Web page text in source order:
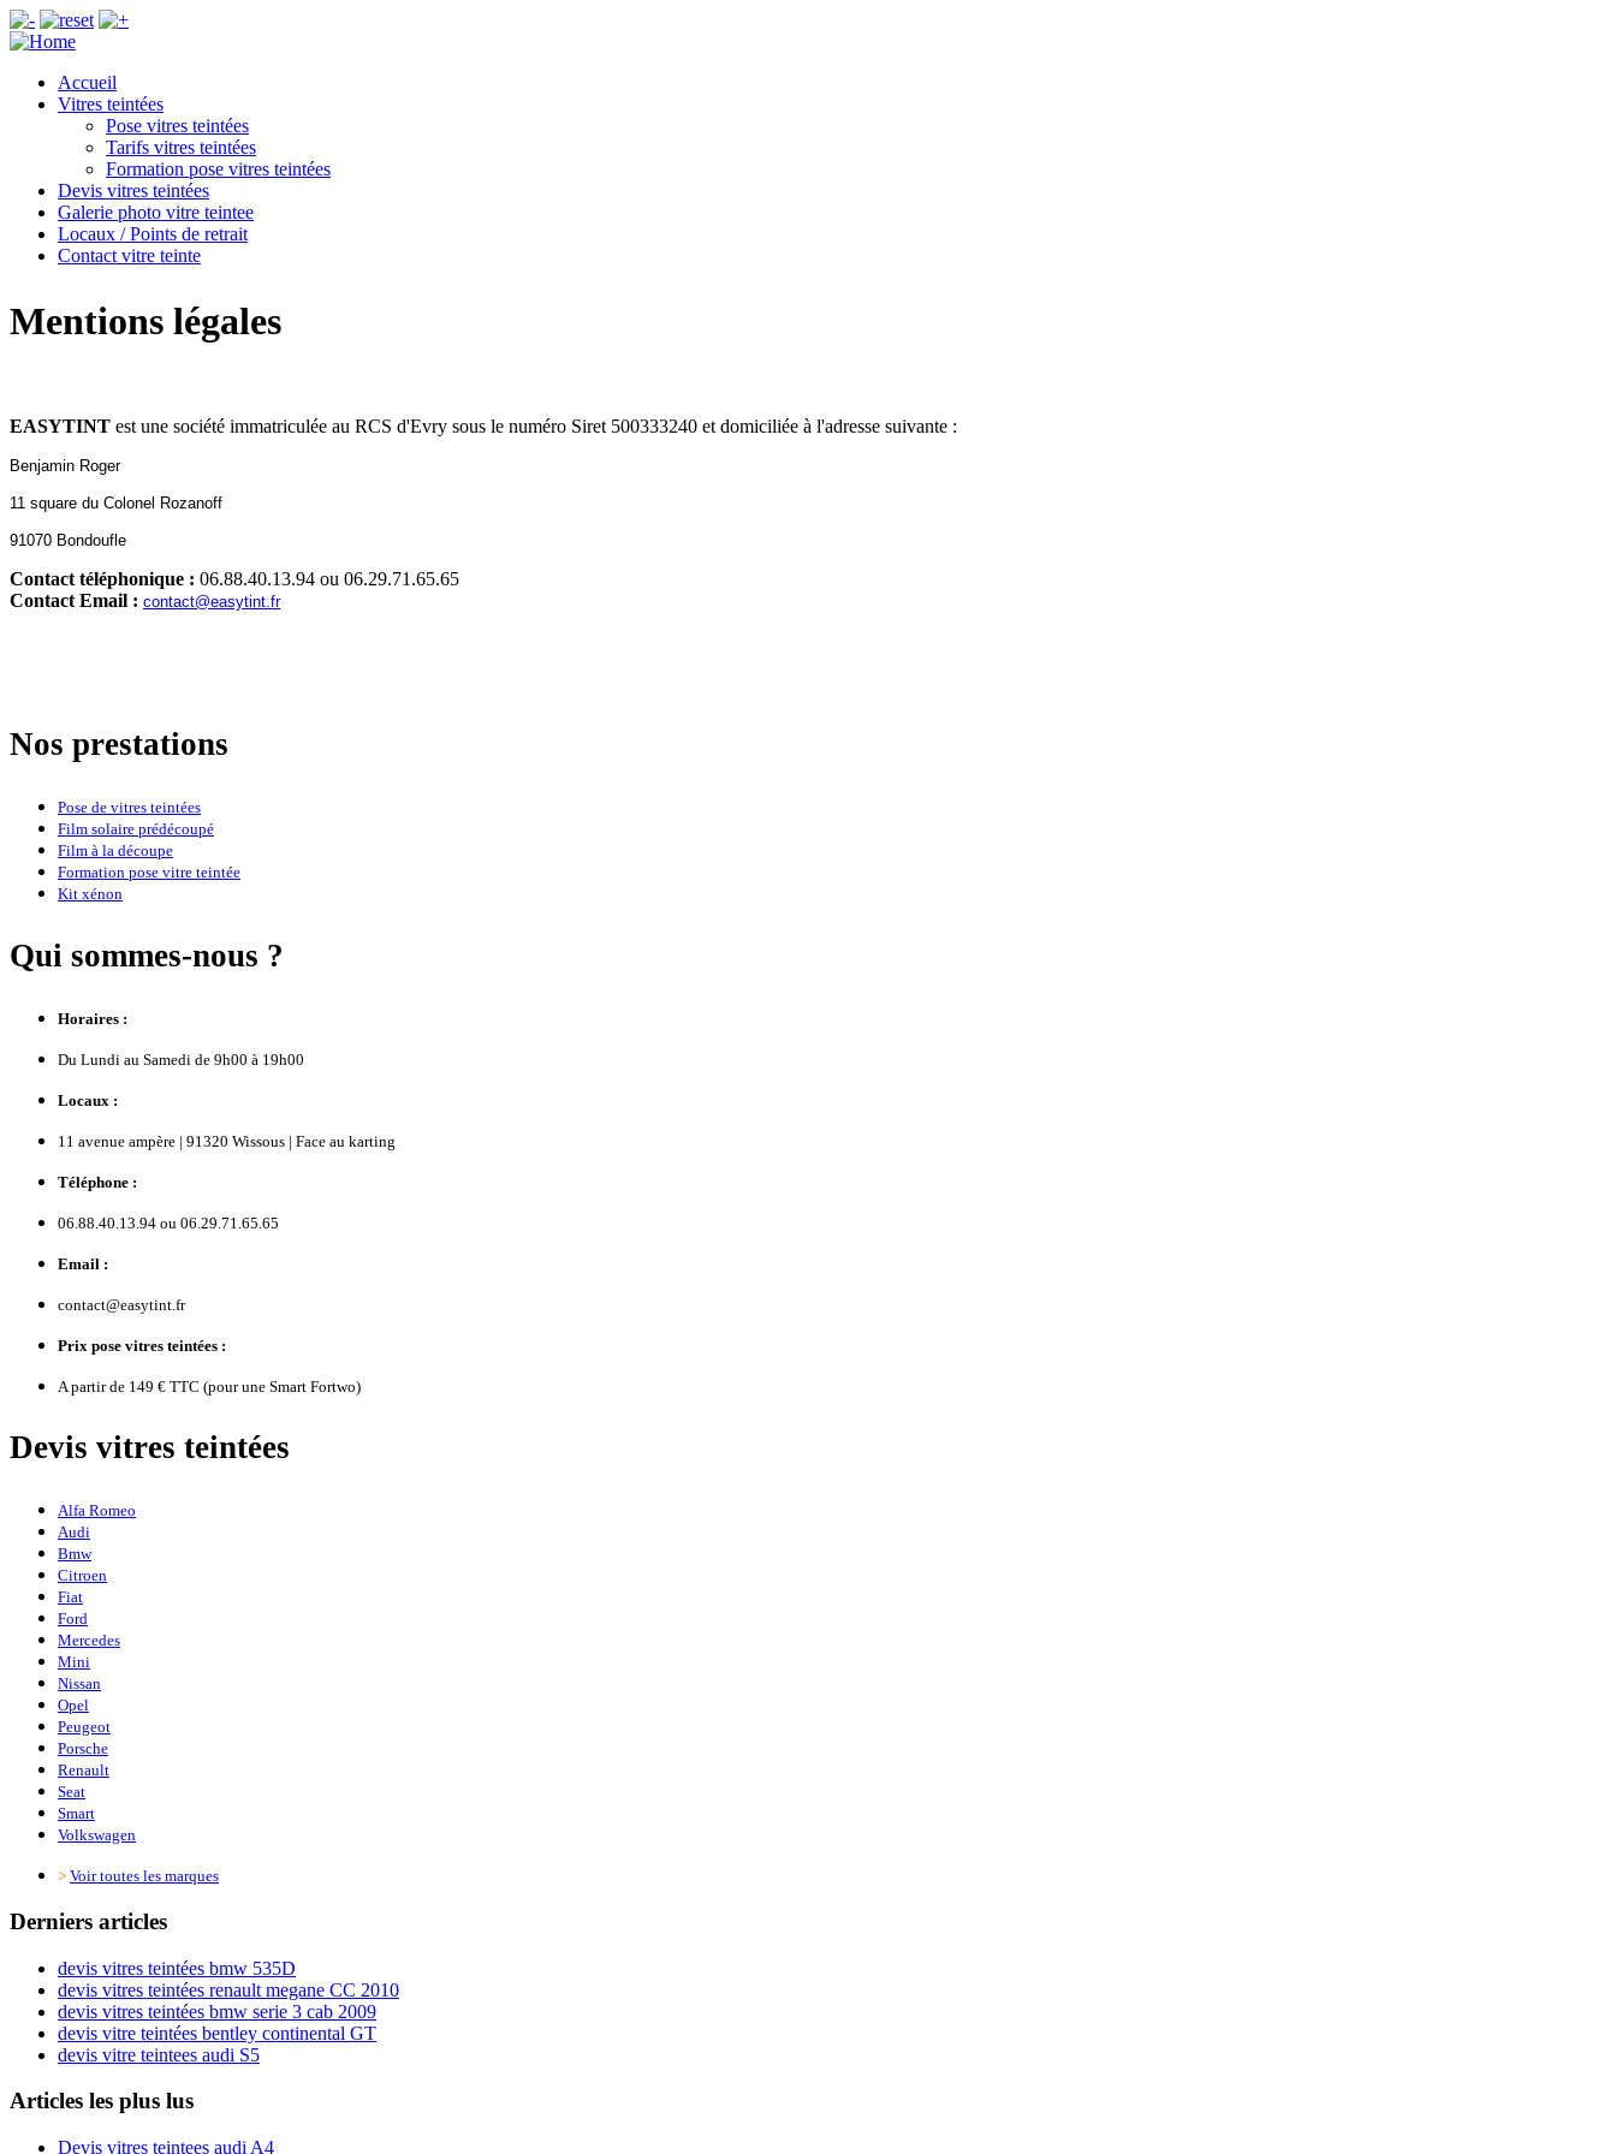
Accueil
Vitres teintées
Pose vitres teintées
Tarifs vitres teintées
Formation pose vitres teintées
Devis vitres teintées
Galerie photo vitre teintee
Locaux / Points de retrait
Contact vitre teinte
Mentions légales
EASYTINT est une société immatriculée au RCS d'Evry sous le numéro Siret 500333240 et domiciliée à l'adresse suivante :
Benjamin Roger
11 square du Colonel Rozanoff
91070 Bondoufle
Contact téléphonique : 06.88.40.13.94 ou 06.29.71.65.65
Contact Email : contact@easytint.fr
Nos prestations
Pose de vitres teintées
Film solaire prédécoupé
Film à la découpe
Formation pose vitre teintée
Kit xénon
Qui sommes-nous ?
Horaires :
Du Lundi au Samedi de 9h00 à 19h00
Locaux :
11 avenue ampère | 91320 Wissous | Face au karting
Téléphone :
06.88.40.13.94 ou 06.29.71.65.65
Email :
contact@easytint.fr
Prix pose vitres teintées :
A partir de 149 € TTC (pour une Smart Fortwo)
Devis vitres teintées
Alfa Romeo
Audi
Bmw
Citroen
Fiat
Ford
Mercedes
Mini
Nissan
Opel
Peugeot
Porsche
Renault
Seat
Smart
Volkswagen
> Voir toutes les marques
Derniers articles
devis vitres teintées bmw 535D
devis vitres teintées renault megane CC 2010
devis vitres teintées bmw serie 3 cab 2009
devis vitre teintées bentley continental GT
devis vitre teintees audi S5
Articles les plus lus
Devis vitres teintees audi A4